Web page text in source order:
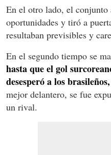
En el otro lado, el conjunto
oportunidades y tiró a
resultaban previsibles y
En el segundo tiempo se
hasta que el gol
desesperó a los brasileños,
mejor delantero, se fue
un rival.